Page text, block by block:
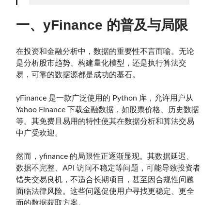
一、yFinance 的普及与局限
在投资和金融分析中，数据的重要性不言而喻。无论
是分析股市趋势、构建量化模型，还是执行算法交
易，可靠的数据源都是成功的基石。
yFinance 是一款广泛使用的 Python 库，允许用户从
Yahoo Finance 下载金融数据，如股票价格、历史数据
等。其免费且易用的特性使其在数据分析和算法交易
中广受欢迎。
然而，yfinance 的局限性正逐渐显现。其数据延迟、
数据不完整、API 访问不稳定等问题，可能导致投资者
错失交易良机，不适合长期项目，甚至因合规性问题
面临法律风险。这些问题促使用户寻找更稳定、更全
面的数据获取方案。